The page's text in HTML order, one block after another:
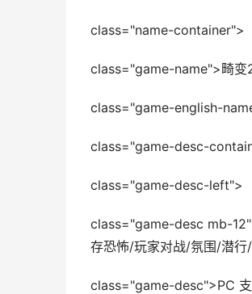
class="name-container">
class="game-name">畸变
class="game-english-
class="game-desc-
class="game-desc-left">
class="game-desc mb-
存恐怖/玩家对战/氛围/潜
class="game-desc">PC